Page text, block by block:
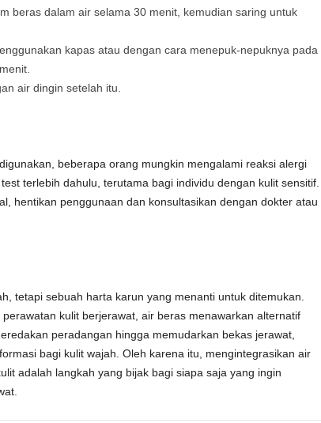
beras dalam air selama 30 menit, kemudian saring untuk
kapas atau dengan cara menepuk-nepuknya pada
air dingin setelah itu.
beberapa orang mungkin mengalami reaksi alergi
terlebih dahulu, terutama bagi individu dengan kulit sensitif.
hentikan penggunaan dan konsultasikan dengan dokter atau
tetapi sebuah harta karun yang menanti untuk ditemukan.
kulit berjerawat, air beras menawarkan alternatif
peradangan hingga memudarkan bekas jerawat,
bagi kulit wajah. Oleh karena itu, mengintegrasikan air
adalah langkah yang bijak bagi siapa saja yang ingin